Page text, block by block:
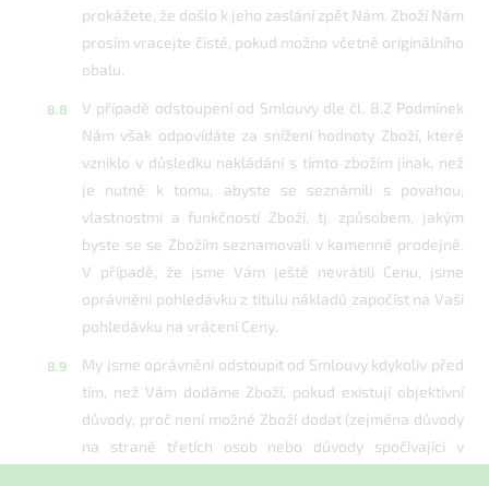
prokážete, že došlo k jeho zaslání zpět Nám. Zboží Nám
prosím vracejte čisté, pokud možno včetně originálního
obalu.
V případě odstoupení od Smlouvy dle čl. 8.2 Podmínek
Nám však odpovídáte za snížení hodnoty Zboží, které
vzniklo v důsledku nakládání s tímto zbožím jinak, než
je nutné k tomu, abyste se seznámili s povahou,
vlastnostmi a funkčností Zboží, tj. způsobem, jakým
byste se se Zbožím seznamovali v kamenné prodejně.
V případě, že jsme Vám ještě nevrátili Cenu, jsme
oprávněni pohledávku z titulu nákladů započíst na Vaši
pohledávku na vrácení Ceny.
My jsme oprávněni odstoupit od Smlouvy kdykoliv před
tím, než Vám dodáme Zboží, pokud existují objektivní
důvody, proč není možné Zboží dodat (zejména důvody
na straně třetích osob nebo důvody spočívající v